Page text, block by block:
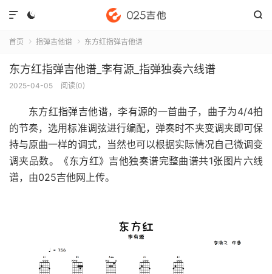
 

首页  指弹吉他谱  东方红指弹吉他谱
东方红指弹吉他谱_李有源_指弹独奏六线谱
2025-04-05 阅读(0)
东方红指弹吉他谱，李有源的一首曲子，曲子为4/4拍
的节奏，选用标准调弦进行编配，弹奏时不夹变调夹即可保
持与原曲一样的调式，当然也可以根据实际情况自己微调变
调夹品数。《东方红》吉他独奏谱完整曲谱共1张图片六线
谱，由025吉他网上传。